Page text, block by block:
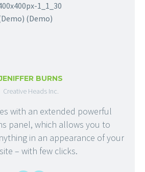
BURNS
Creative Heads Inc.
with an extended powerful
panel, which allows you to
in an appearance of your
– with few clicks.